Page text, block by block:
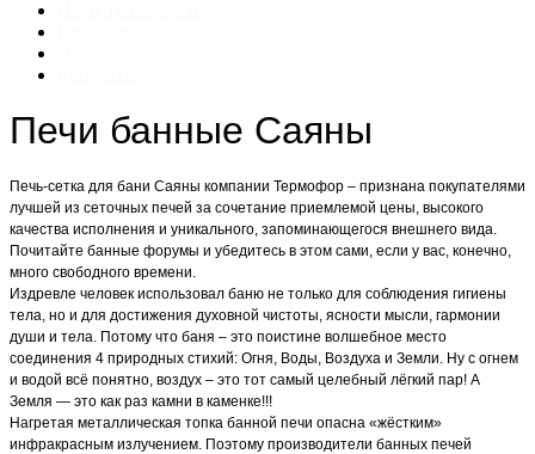
Печи банные Саяны
Печь-сетка для бани Саяны компании Термофор – признана покупателями
лучшей из сеточных печей за сочетание приемлемой цены, высокого
качества исполнения и уникального, запоминающегося внешнего вида.
Почитайте банные форумы и убедитесь в этом сами, если у вас, конечно,
много свободного времени.
Издревле человек использовал баню не только для соблюдения гигиены
тела, но и для достижения духовной чистоты, ясности мысли, гармонии
души и тела. Потому что баня – это поистине волшебное место
соединения 4 природных стихий: Огня, Воды, Воздуха и Земли. Ну с огнем
и водой всё понятно, воздух – это тот самый целебный лёгкий пар! А
Земля — это как раз камни в каменке!!!
Нагретая металлическая топка банной печи опасна «жёстким»
инфракрасным излучением. Поэтому производители банных печей